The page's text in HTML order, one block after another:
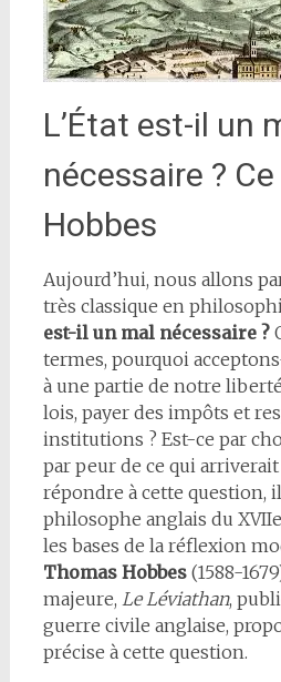
L’État est-il un
nécessaire ? Ce
Hobbes
Aujourd’hui, nous allons
très classique en
est-il un mal nécessaire ?
termes, pourquoi
à une partie de notre
lois, payer des impôts et
institutions ? Est-ce par
par peur de ce qui
répondre à cette question,
philosophe anglais du
les bases de la réflexion
Thomas Hobbes(1588-
majeure, Le Léviathan,
guerre civile anglaise,
précise à cette question.